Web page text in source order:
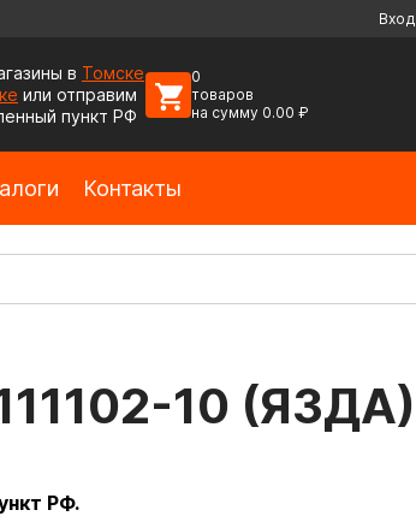
Вход
в Томске
или отправим
пункт РФ
0
товаров
на сумму 0.00 ₽
Контакты
10 (ЯЗДА)
РФ.